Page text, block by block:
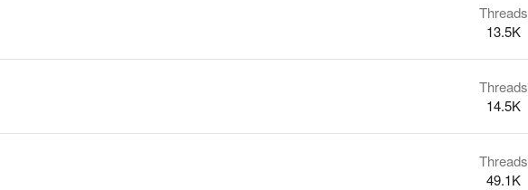
Threads
13.5K
Threads
14.5K
Threads
49.1K